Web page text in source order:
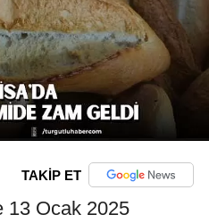
TAKİP ET
13 Ocak 2025